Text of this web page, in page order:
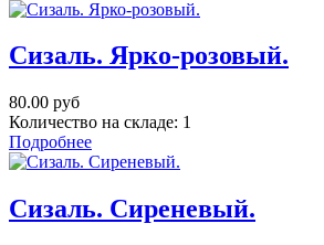
Сизаль. Ярко-розовый.
80.00 руб
Количество на складе: 1
Подробнее
Сизаль. Сиреневый.